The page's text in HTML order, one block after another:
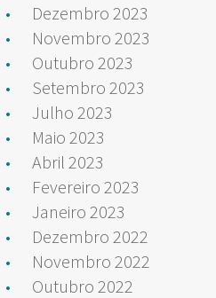
Dezembro 2023
Novembro 2023
Outubro 2023
Setembro 2023
Julho 2023
Maio 2023
Abril 2023
Fevereiro 2023
Janeiro 2023
Dezembro 2022
Novembro 2022
Outubro 2022